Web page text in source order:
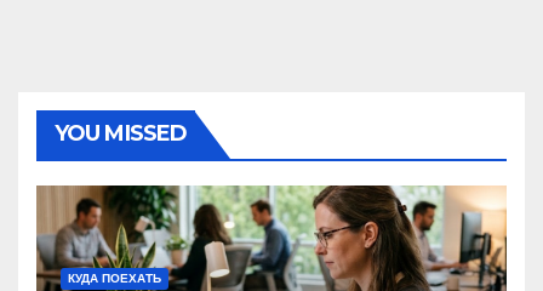
YOU MISSED
КУДА ПОЕХАТЬ